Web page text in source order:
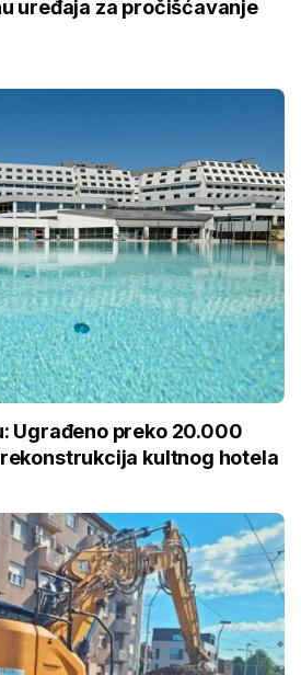
uređaja za pročišćavanje
Ugrađeno preko 20.000
kultnog hotela